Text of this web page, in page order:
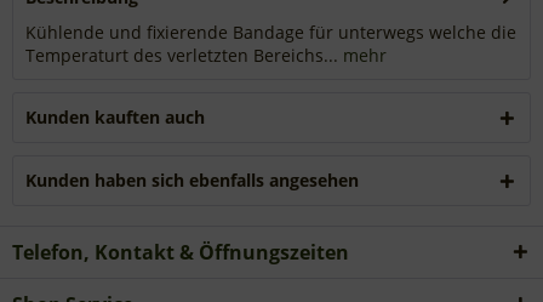
Kühlende und fixierende Bandage für unterwegs welche die
Temperaturt des verletzten Bereichs... mehr
Kunden kauften auch
Kunden haben sich ebenfalls angesehen
Telefon, Kontakt & Öffnungszeiten